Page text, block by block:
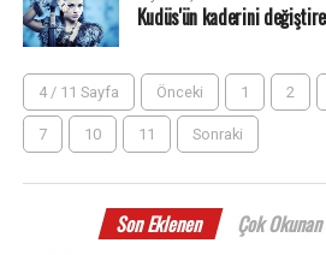
Kudüs'ün kaderini
4 / 11 Sayfa Önceki 1 2
7 10 11 Sonraki
Son Eklenen Çok Okunan